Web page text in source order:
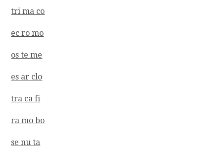
tri ma co
ec ro mo
os te me
es ar clo
tra ca fi
ra mo bo
se nu ta